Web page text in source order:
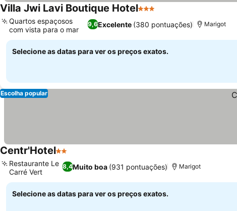
Villa Jwi Lavi Boutique Hotel3 Estrelas
9,6Excelente (380 pontuações)
Quartos espaçosos
com vista para o mar
Marigot
Selecione as datas para ver os preços exatos.
Escolha popular
Centr'Hotel2 Estrelas
8,4Muito boa (931 pontuações)
Restaurante Le
Carré Vert
Marigot
Selecione as datas para ver os preços exatos.